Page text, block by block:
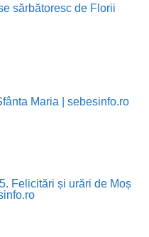
sărbătoresc de Florii
Maria | sebesinfo.ro
Felicitări și urări de Moș